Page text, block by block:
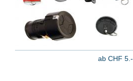
ab CHF 5.-